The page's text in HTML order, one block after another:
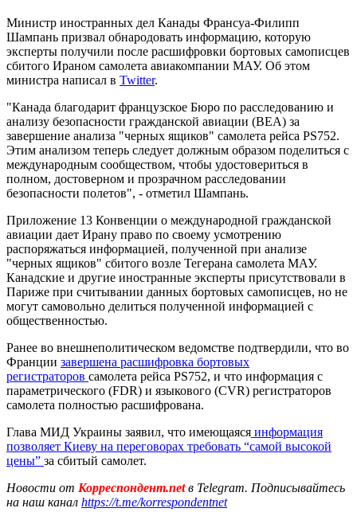
Министр иностранных дел Канады Франсуа-Филипп
Шампань призвал обнародовать информацию, которую
эксперты получили после расшифровки бортовых самописцев
сбитого Ираном самолета авиакомпании МАУ. Об этом
министра написал в Twitter.
"Канада благодарит французское Бюро по расследованию и
анализу безопасности гражданской авиации (ВЕА) за
завершение анализа "черных ящиков" самолета рейса PS752.
Этим анализом теперь следует должным образом поделиться с
международным сообществом, чтобы удостовериться в
полном, достоверном и прозрачном расследовании
безопасности полетов", - отметил Шампань.
Приложение 13 Конвенции о международной гражданской
авиации дает Ирану право по своему усмотрению
распоряжаться информацией, полученной при анализе
"черных ящиков" сбитого возле Тегерана самолета МАУ.
Канадские и другие иностранные эксперты присутствовали в
Париже при считывании данных бортовых самописцев, но не
могут самовольно делиться полученной информацией с
общественностью.
Ранее во внешнеполитическом ведомстве подтвердили, что во
Франции завершена расшифровка бортовых
регистраторов самолета рейса PS752, и что информация с
параметрического (FDR) и языкового (CVR) регистраторов
самолета полностью расшифрована.
Глава МИД Украины заявил, что имеющаяся информация
позволяет Киеву на переговорах требовать “самой высокой
цены” за сбитый самолет.
Новости от Корреспондент.netв Telegram. Подписывайтесь
на наш канал https://t.me/korrespondentnet